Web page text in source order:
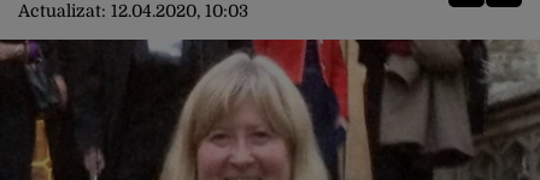
Actualizat: 12.04.2020, 10:03